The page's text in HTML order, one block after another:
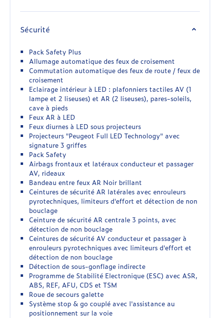
Sécurité
Pack Safety Plus
Allumage automatique des feux de croisement
Commutation automatique des feux de route / feux de
croisement
Eclairage intérieur à LED : plafonniers tactiles AV (1
lampe et 2 liseuses) et AR (2 liseuses), pares-soleils,
cave à pieds
Feux AR à LED
Feux diurnes à LED sous projecteurs
Projecteurs "Peugeot Full LED Technology" avec
signature 3 griffes
Pack Safety
Airbags frontaux et latéraux conducteur et passager
AV, rideaux
Bandeau entre feux AR Noir brillant
Ceintures de sécurité AR latérales avec enrouleurs
pyrotechniques, limiteurs d'effort et détection de non
bouclage
Ceinture de sécurité AR centrale 3 points, avec
détection de non bouclage
Ceintures de sécurité AV conducteur et passager à
enrouleurs pyrotechniques avec limiteurs d'effort et
détection de non bouclage
Détection de sous-gonflage indirecte
Programme de Stabilité Electronique (ESC) avec ASR,
ABS, REF, AFU, CDS et TSM
Roue de secours galette
Système stop & go couplé avec l'assistance au
positionnement sur la voie